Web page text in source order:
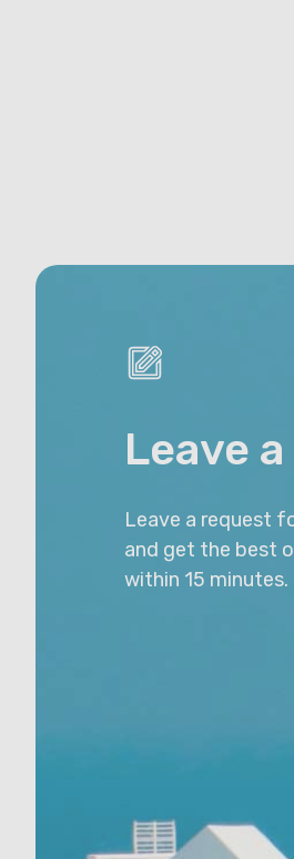
Leave
Leave a request
and get the best
within 15 minutes.